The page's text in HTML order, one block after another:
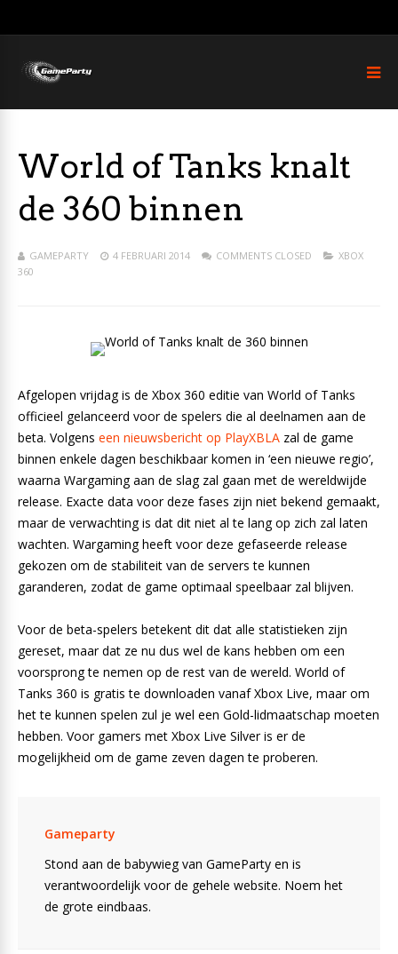
World of Tanks knalt
de 360 binnen
GAMEPARTY 4 FEBRUARI 2014 COMMENTS CLOSED
XBOX
360
Afgelopen vrijdag is de Xbox 360 editie van World of Tanks
officieel gelanceerd voor de spelers die al deelnamen aan de
beta. Volgens een nieuwsbericht op PlayXBLA zal de game
binnen enkele dagen beschikbaar komen in ‘een nieuwe regio’,
waarna Wargaming aan de slag zal gaan met de wereldwijde
release. Exacte data voor deze fases zijn niet bekend gemaakt,
maar de verwachting is dat dit niet al te lang op zich zal laten
wachten. Wargaming heeft voor deze gefaseerde release
gekozen om de stabiliteit van de servers te kunnen
garanderen, zodat de game optimaal speelbaar zal blijven.
Voor de beta-spelers betekent dit dat alle statistieken zijn
gereset, maar dat ze nu dus wel de kans hebben om een
voorsprong te nemen op de rest van de wereld. World of
Tanks 360 is gratis te downloaden vanaf Xbox Live, maar om
het te kunnen spelen zul je wel een Gold-lidmaatschap moeten
hebben. Voor gamers met Xbox Live Silver is er de
mogelijkheid om de game zeven dagen te proberen.
Gameparty
Stond aan de babywieg van GameParty en is
verantwoordelijk voor de gehele website. Noem het
de grote eindbaas.